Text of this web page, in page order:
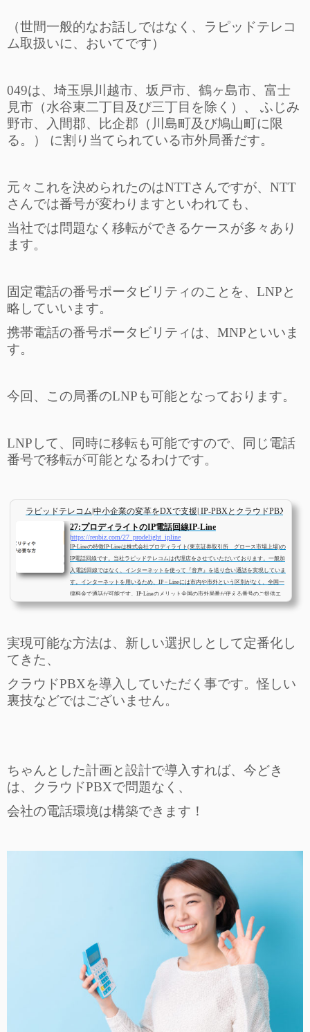
（世間一般的なお話しではなく、ラピッドテレコ
ム取扱いに、おいてです）
049は、埼玉県川越市、坂戸市、鶴ヶ島市、富士
見市（水谷東二丁目及び三丁目を除く）、 ふじみ
野市、入間郡、比企郡（川島町及び鳩山町に限
る。） に割り当てられている市外局番だす。
元々これを決められたのはNTTさんですが、NTT
さんでは番号が変わりますといわれても、
当社では問題なく移転ができるケースが多々あり
ます。
固定電話の番号ポータビリティのことを、LNPと
略していいます。
携帯電話の番号ポータビリティは、MNPといいま
す。
今回、この局番のLNPも可能となっております。
LNPして、同時に移転も可能ですので、同じ電話
番号で移転が可能となるわけです。
ラピッドテレコム|中小企業の変革をDXで支援| IP-PBXとクラウドPBXとビ
27:プロディライトのIP電話回線IP-Line
https://renbiz.com/27_prodelight_ipline
IP-Lineの特徴IP-Lineは株式会社プロディライト(東京証券取引所 グロース市場上場)の
IP電話回線です。当社ラピッドテレコムは代理店をさせていただいております。一般加
入電話回線ではなく、インターネットを使って『音声』を送り合い通話を実現していま
す。インターネットを用いるため、IP – Lineには市内や市外という区別がなく、全国一
律料金で通話が可能です。IP-Lineのメリット全国の市外局番が使える番号のご提供エ
リアは東京03・大阪06だけでなく全国主要都市をカバー。他社で断念してしまったクラ
実現可能な方法は、新しい選択しとして定番化し
てきた、
クラウドPBXを導入していただく事です。怪しい
裏技などではございません。
ちゃんとした計画と設計で導入すれば、今どき
は、クラウドPBXで問題なく、
会社の電話環境は構築できます！